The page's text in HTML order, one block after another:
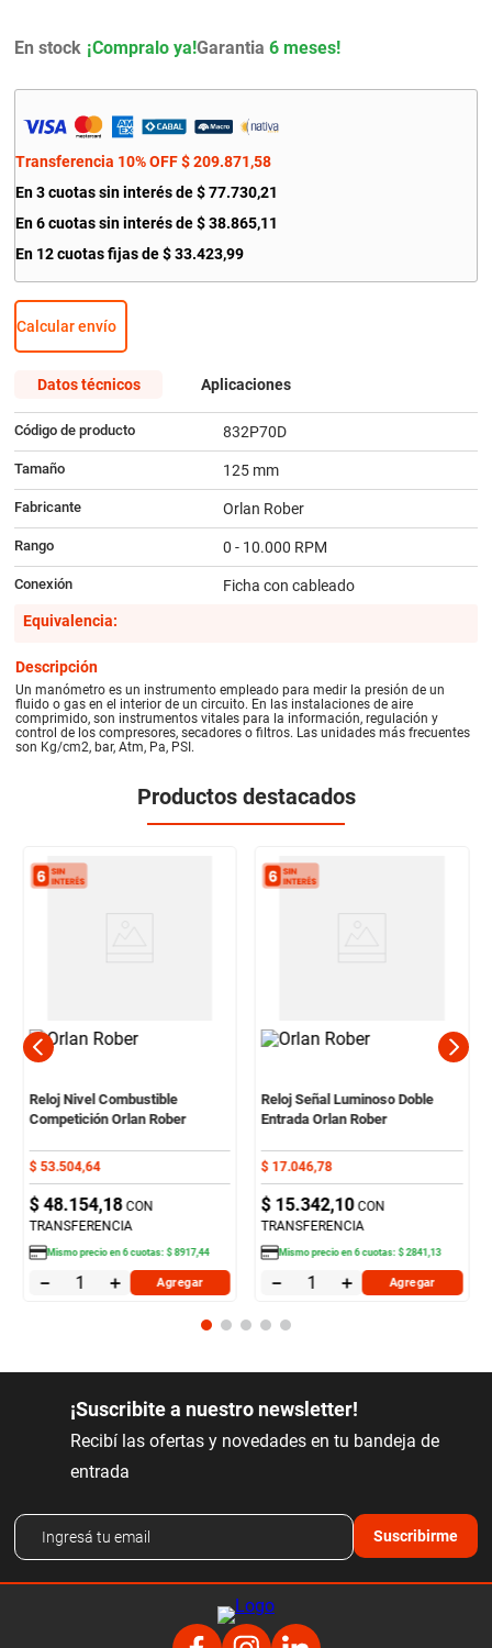
En stock Garantia 6 meses!
Transferencia 10% OFF $ 209.871,58
En 3 cuotas sin interés de $ 77.730,21
En 6 cuotas sin interés de$ 38.865,11
En 12 cuotas fijas de $ 33.423,99
Calcular envío
Datos técnicos Aplicaciones
Código de producto 832P70D
Tamaño 125 mm
Fabricante Orlan Rober
Rango 0 - 10.000 RPM
Conexión
Ficha con cableado
Equivalencia:
Descripción
Un manómetro es un instrumento empleado para medir la presión de un
fluido o gas en el interior de un circuito. En las instalaciones de aire
comprimido, son instrumentos vitales para la información, regulación y
control de los compresores, secadores o filtros. Las unidades más frecuentes
son Kg/cm2, bar, Atm, Pa, PSI.
Productos destacados
Reloj Nivel Combustible
Competición Orlan Rober
$ 53.504,64
$ 48.154,18 CON
TRANSFERENCIA
Mismo precio en6cuotas:$ 8917,44
＋
－ Agregar
Reloj Señal Luminoso Doble
Entrada Orlan Rober
$ 17.046,78
$ 15.342,10 CON
TRANSFERENCIA
Mismo precio en6cuotas:$ 2841 13
＋
－ Agregar
¡Suscribite a nuestro newsletter!
Recibí las ofertas y novedades en tu bandeja de
entrada
Suscribirme
10 . bmw